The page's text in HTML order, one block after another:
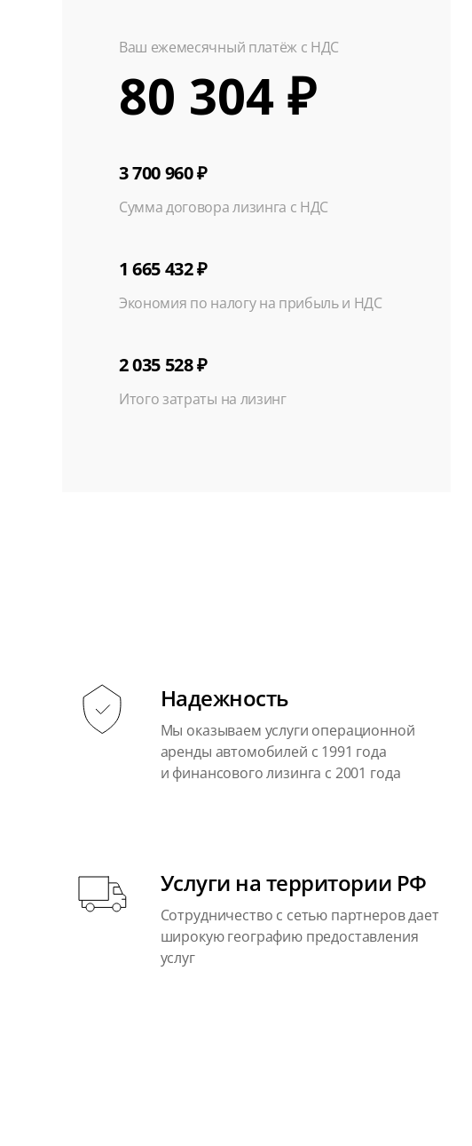
Ваш ежемесячный платёж с НДС
80 304 ₽
3 700 960 ₽
Сумма договора лизинга с НДС
1 665 432 ₽
Экономия по налогу на прибыль и НДС
2 035 528 ₽
Итого затраты на лизинг
Надежность
Мы оказываем услуги операционной
аренды автомобилей с 1991 года
и финансового лизинга с 2001 года
Услуги на территории РФ
Сотрудничество с сетью партнеров дает
широкую географию предоставления
услуг